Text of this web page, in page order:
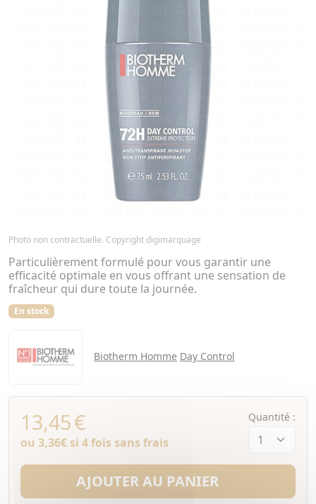
Photo non contractuelle. Copyright digimarquage
Particulièrement formulé pour vous garantir une
efficacité optimale en vous offrant une sensation de
fraîcheur qui dure toute la journée.
En stock
Biotherm Homme Day Control
13,45€
ou 3,36€ si 4 fois sans frais
Quantité :
AJOUTER AU PANIER